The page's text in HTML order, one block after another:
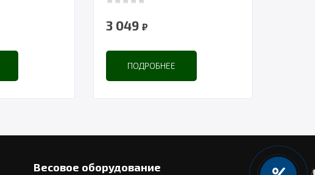
3 049 ₽
ПОДРОБНЕЕ
Весовое оборудование